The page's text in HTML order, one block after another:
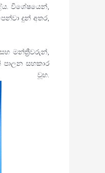
විශේෂයෙන්,
දුන් අතර,
මන්ත්‍රීවරුන්,
පාලන සහකාර